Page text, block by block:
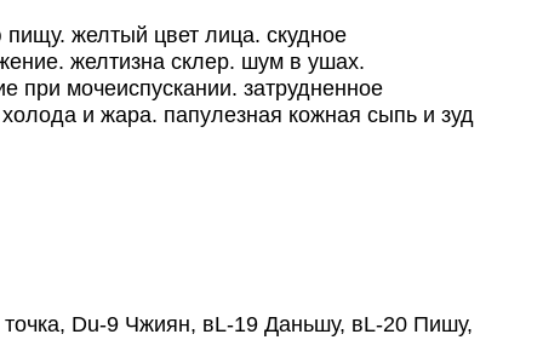
желтый цвет лица. скудное
желтизна склер. шум в ушах.
при мочеиспускании. затрудненное
и жара. папулезная кожная сыпь и зуд
Du-9 Чжиян, вL-19 Даньшу, вL-20 Пишу,